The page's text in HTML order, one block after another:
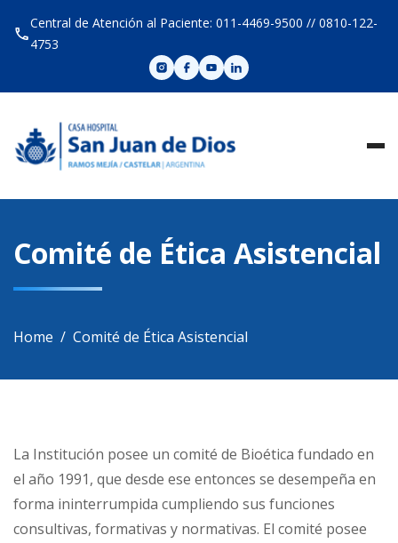
Central de Atención al Paciente: 011-4469-9500 // 0810-122-
4753
Comité de Ética Asistencial
Home Comité de Ética Asistencial
La Institución posee un comité de Bioética fundado en
el año 1991, que desde ese entonces se desempeña en
forma ininterrumpida cumpliendo sus funciones
consultivas, formativas y normativas. El comité posee